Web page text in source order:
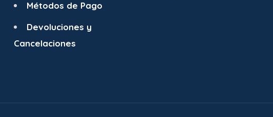
Métodos de Pago
Devoluciones y
Cancelaciones